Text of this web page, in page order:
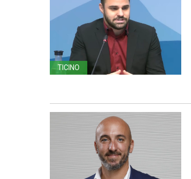
TICINO